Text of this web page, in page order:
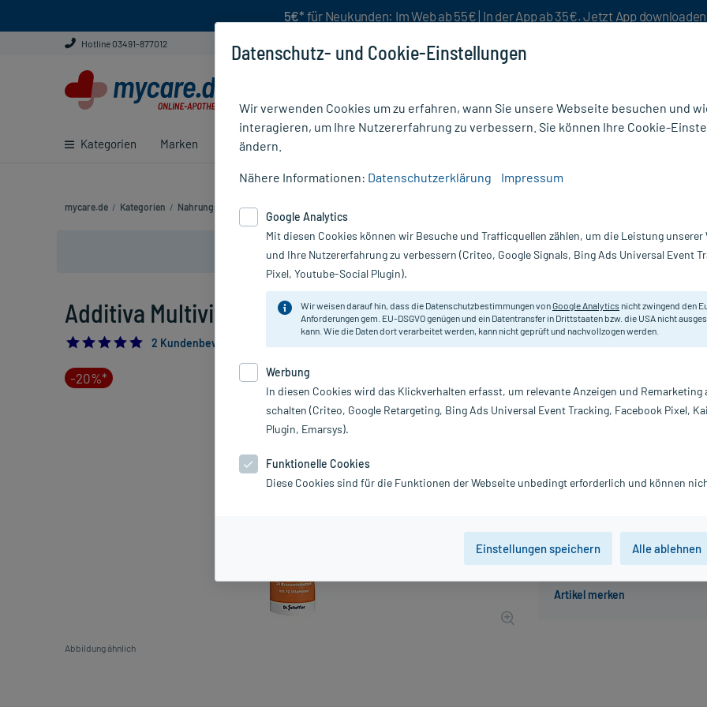
5€* für Neukunden: Im Web ab 55€ | In der App ab 35€. Jetzt App downloaden
Hotline 03491-877012
Kategorien Marken Ratgeber
mycare.de / Kategorien / Nahrungsergänzung
Nur für kurze Zeit:Gratis-Versand* ab 19€ Mindestbestellwert!
Additiva Multivitamin Orange, 20 St
5.0
2 Kundenbewertungen*
-20%*
Abbildung ähnlich
inkl. MwSt. zzgl. Versandkosten
Additiva
Brausetablette mit Vitaminen und
PZN:
Hersteller:
Datenschutz- und Cookie-Einstellungen
Wir verwenden Cookies um zu erfahren, wann Sie unsere Webseite besuchen und
interagieren, um Ihre Nutzererfahrung zu verbessern. Sie können Ihre Cookie-
ändern.
Nähere Informationen: Datenschutzerklärung Impressum
Google Analytics
Mit diesen Cookies können wir Besuche und Trafficquellen zählen, um die Leistung unserer
und Ihre Nutzererfahrung zu verbessern (Criteo, Google Signals, Bing Ads Universal Event
Pixel, Youtube-Social Plugin).
Wir weisen darauf hin, dass die Datenschutzbestimmungen vonGoogle Analytics nicht zwingend den
Anforderungen gem. EU-DSGVO genügen und ein Datentransfer in Drittstaaten bzw. die USA nicht
kann. Wie die Daten dort verarbeitet werden, kann nicht geprüft und nachvollzogen werden.
Werbung
In diesen Cookies wird das Klickverhalten erfasst, um relevante Anzeigen und Remarketing
schalten (Criteo, Google Retargeting, Bing Ads Universal Event Tracking, Facebook Pixel,
Plugin, Emarsys).
Funktionelle Cookies
Diese Cookies sind für die Funktionen der Webseite unbedingt erforderlich und können
Einstellungen speichern Alle ablehnen